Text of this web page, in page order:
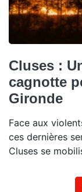
Cluses :
cagnotte
Gironde
Face aux
ces dernières
Cluses se